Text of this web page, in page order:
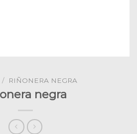
/ RIÑONERA NEGRA
negra